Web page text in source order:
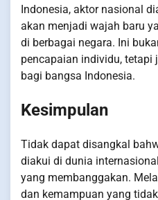
Indonesia, aktor nasional
akan menjadi wajah baru
di berbagai negara. Ini
pencapaian individu,
bagi bangsa Indonesia.
Kesimpulan
Tidak dapat disangkal
diakui di dunia
yang membanggakan.
dan kemampuan yang